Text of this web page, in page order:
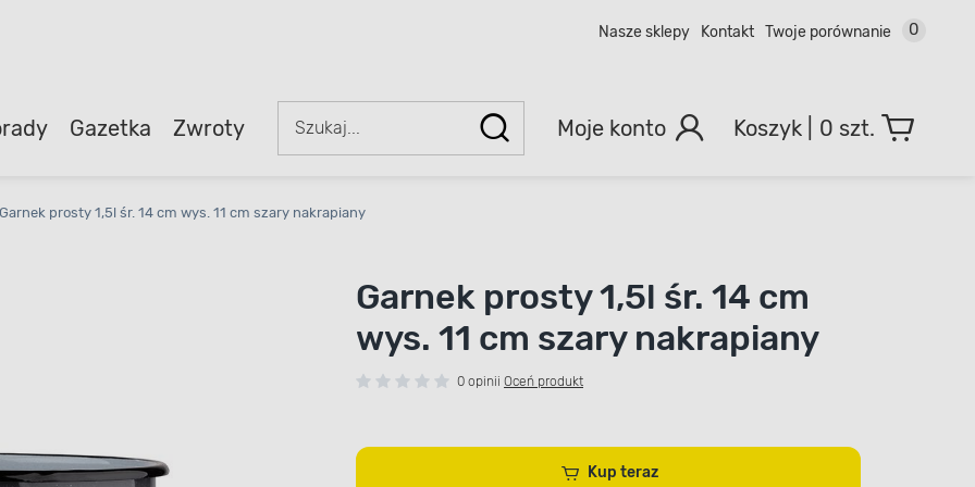
Nasze sklepy Kontakt Twoje porównanie 0
Gazetka Zwroty Moje konto 0 szt.
Garnek prosty 1,5l śr. 14 cm wys. 11 cm szary nakrapiany
Garnek prosty 1,5l śr. 14 cm
wys. 11 cm szary nakrapiany
0 opinii Oceń produkt
Kup teraz